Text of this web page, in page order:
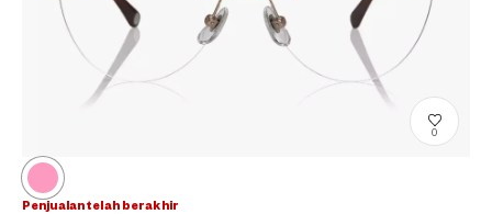
0
Penjualan telah berakhir